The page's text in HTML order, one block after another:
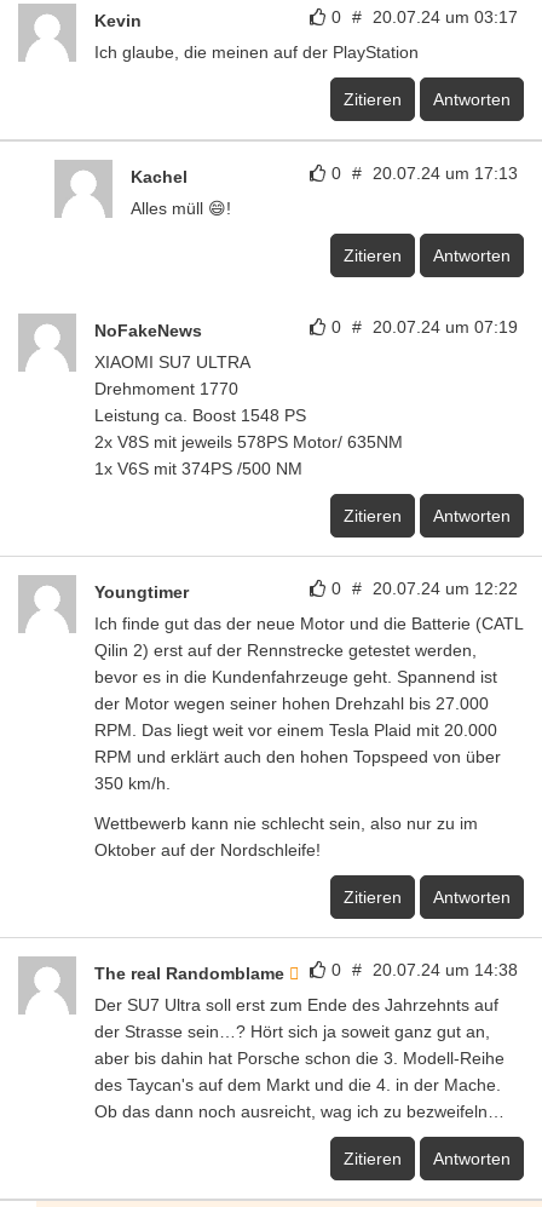
0 # 20.07.24 um 03:17
Kevin
Ich glaube, die meinen auf der PlayStation
Zitieren Antworten
0 # 20.07.24 um 17:13
Kachel
Alles müll 😄!
Zitieren Antworten
0 # 20.07.24 um 07:19
NoFakeNews
XIAOMI SU7 ULTRA
Drehmoment 1770
Leistung ca. Boost 1548 PS
2x V8S mit jeweils 578PS Motor/ 635NM
1x V6S mit 374PS /500 NM
Zitieren Antworten
0 # 20.07.24 um 12:22
Youngtimer
Ich finde gut das der neue Motor und die Batterie (CATL
Qilin 2) erst auf der Rennstrecke getestet werden,
bevor es in die Kundenfahrzeuge geht. Spannend ist
der Motor wegen seiner hohen Drehzahl bis 27.000
RPM. Das liegt weit vor einem Tesla Plaid mit 20.000
RPM und erklärt auch den hohen Topspeed von über
350 km/h.
Wettbewerb kann nie schlecht sein, also nur zu im
Oktober auf der Nordschleife!
Zitieren Antworten
0 # 20.07.24 um 14:38
The real Randomblame
Der SU7 Ultra soll erst zum Ende des Jahrzehnts auf
der Strasse sein…? Hört sich ja soweit ganz gut an,
aber bis dahin hat Porsche schon die 3. Modell-Reihe
des Taycan's auf dem Markt und die 4. in der Mache.
Ob das dann noch ausreicht, wag ich zu bezweifeln…
Zitieren Antworten